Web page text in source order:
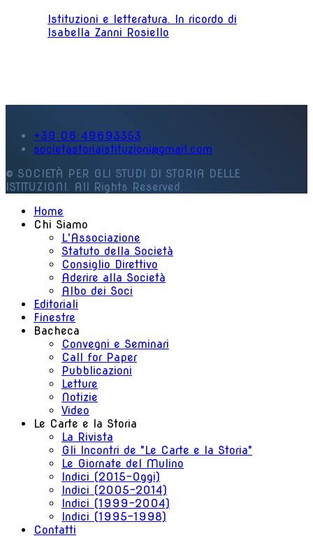
Istituzioni e letteratura. In ricordo di
Isabella Zanni Rosiello
+39 06 49693353
societastoriaistituzioni@gmail.com
© SOCIETÀ PER GLI STUDI DI STORIA DELLE
ISTITUZIONI. All Rights Reserved.
Home
Chi Siamo
L'Associazione
Statuto della Società
Consiglio Direttivo
Aderire alla Società
Albo dei Soci
Editoriali
Finestre
Bacheca
Convegni e Seminari
Call for Paper
Pubblicazioni
Letture
Notizie
Video
Le Carte e la Storia
La Rivista
Gli Incontri de "Le Carte e la Storia"
Le Giornate del Mulino
Indici (2015-Oggi)
Indici (2005-2014)
Indici (1999-2004)
Indici (1995-1998)
Contatti